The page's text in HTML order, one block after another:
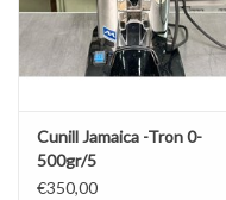
Cunill Jamaica -Tron 0-
500gr/5
€350,00